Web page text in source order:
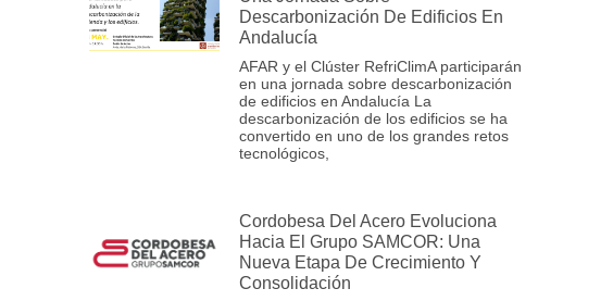
Descarbonización De Edificios En
Andalucía
AFAR y el Clúster RefriClimA participarán
en una jornada sobre descarbonización
de edificios en Andalucía La
descarbonización de los edificios se ha
convertido en uno de los grandes retos
tecnológicos,
Cordobesa Del Acero Evoluciona
Hacia El Grupo SAMCOR: Una
Nueva Etapa De Crecimiento Y
Consolidación